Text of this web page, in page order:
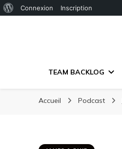
Connexion Inscription
TEAM BACKLOG
Accueil Podcast